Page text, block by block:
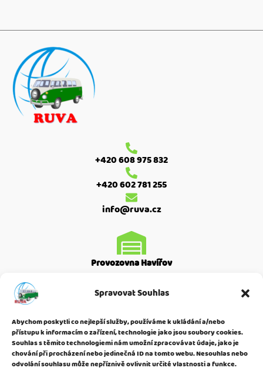
Spravovat Souhlas
Abychom poskytli co nejlepší služby, používáme k ukládání a/nebo
přístupu k informacím o zařízení, technologie jako jsou soubory cookies.
Souhlas s těmito technologiemi nám umožní zpracovávat údaje, jako je
chování při procházení nebo jedinečná ID na tomto webu. Nesouhlas nebo
odvolání souhlasu může nepříznivě ovlivnit určité vlastnosti a funkce.
+420 608 975 832
+420 602 781 255
info@ruva.cz
Provozovna Havířov
Moskevská 2587
736 01